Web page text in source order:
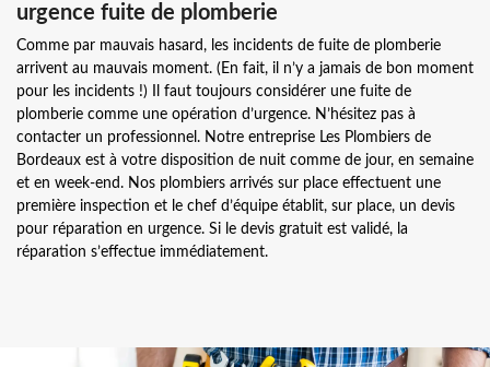
urgence fuite de plomberie
Comme par mauvais hasard, les incidents de fuite de plomberie
arrivent au mauvais moment. (En fait, il n’y a jamais de bon moment
pour les incidents !) Il faut toujours considérer une fuite de
plomberie comme une opération d’urgence. N’hésitez pas à
contacter un professionnel. Notre entreprise Les Plombiers de
Bordeaux est à votre disposition de nuit comme de jour, en semaine
et en week-end. Nos plombiers arrivés sur place effectuent une
première inspection et le chef d’équipe établit, sur place, un devis
pour réparation en urgence. Si le devis gratuit est validé, la
réparation s’effectue immédiatement.